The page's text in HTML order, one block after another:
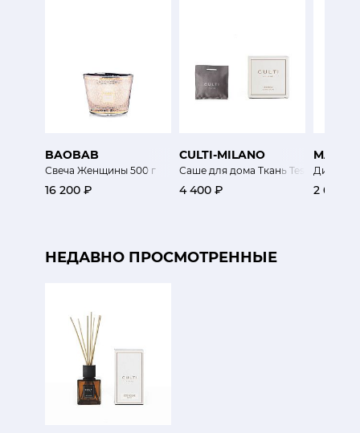
BAOBAB
Свеча Женщины 500 г
16 200 ₽
CULTI-MILANO
Саше для дома Ткань Tessuto
4 400 ₽
MAMI-
2 650 ₽
НЕДАВНО ПРОСМОТРЕННЫЕ